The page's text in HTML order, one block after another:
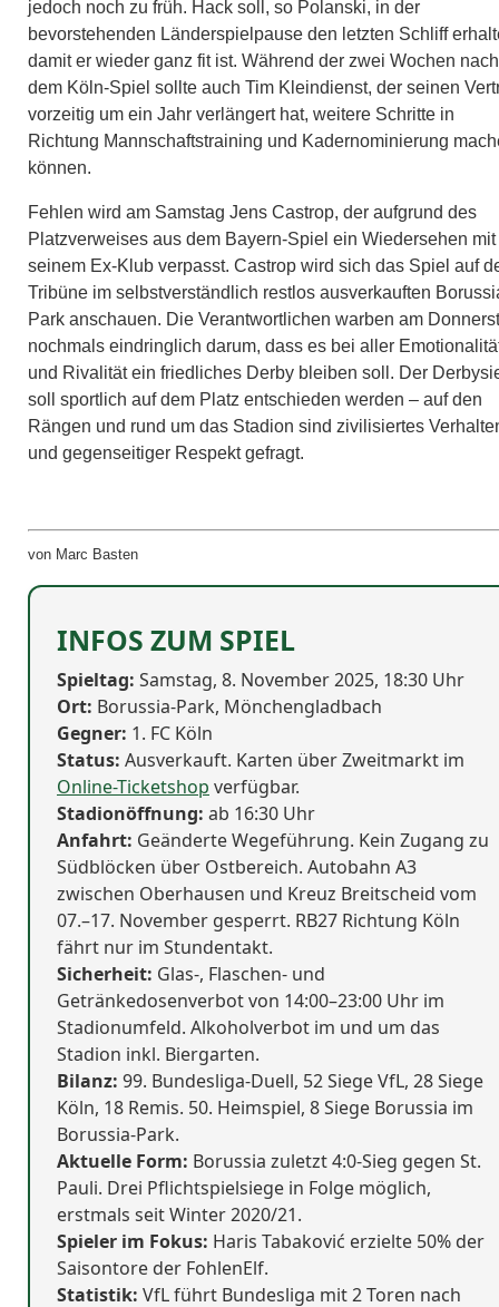
jedoch noch zu früh. Hack soll, so Polanski, in der
bevorstehenden Länderspielpause den letzten Schliff
damit er wieder ganz fit ist. Während der zwei Wochen nach
dem Köln-Spiel sollte auch Tim Kleindienst, der seinen
vorzeitig um ein Jahr verlängert hat, weitere Schritte in
Richtung Mannschaftstraining und Kadernominierung
können.
Fehlen wird am Samstag Jens Castrop, der aufgrund des
Platzverweises aus dem Bayern-Spiel ein Wiedersehen mit
seinem Ex-Klub verpasst. Castrop wird sich das Spiel auf
Tribüne im selbstverständlich restlos ausverkauften
Park anschauen. Die Verantwortlichen warben am
nochmals eindringlich darum, dass es bei aller
und Rivalität ein friedliches Derby bleiben soll. Der
soll sportlich auf dem Platz entschieden werden – auf den
Rängen und rund um das Stadion sind zivilisiertes
und gegenseitiger Respekt gefragt.
von Marc Basten
INFOS ZUM SPIEL
Spieltag: Samstag, 8. November 2025, 18:30 Uhr
Ort: Borussia-Park, Mönchengladbach
Gegner: 1. FC Köln
Status: Ausverkauft. Karten über Zweitmarkt im
Online-Ticketshop verfügbar.
Stadionöffnung: ab 16:30 Uhr
Anfahrt: Geänderte Wegeführung. Kein Zugang zu
Südblöcken über Ostbereich. Autobahn A3
zwischen Oberhausen und Kreuz Breitscheid vom
07.–17. November gesperrt. RB27 Richtung Köln
fährt nur im Stundentakt.
Sicherheit: Glas-, Flaschen- und
Getränkedosenverbot von 14:00–23:00 Uhr im
Stadionumfeld. Alkoholverbot im und um das
Stadion inkl. Biergarten.
Bilanz: 99. Bundesliga-Duell, 52 Siege VfL, 28 Siege
Köln, 18 Remis. 50. Heimspiel, 8 Siege Borussia im
Borussia-Park.
Aktuelle Form: Borussia zuletzt 4:0-Sieg gegen St.
Pauli. Drei Pflichtspielsiege in Folge möglich,
erstmals seit Winter 2020/21.
Spieler im Fokus: Haris Tabaković erzielte 50% der
Saisontore der FohlenElf.
Statistik: VfL führt Bundesliga mit 2 Toren nach